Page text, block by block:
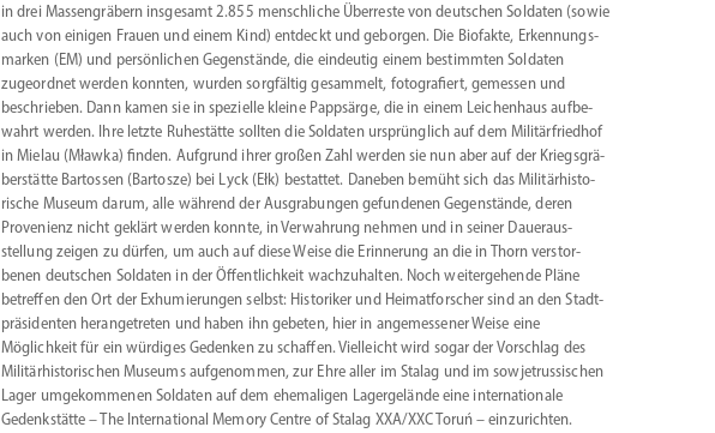
in drei Massen­gräbern insgesamt 2.855 mensch­liche Überreste von deutschen Soldaten (sowie
auch von einigen Frauen und einem Kind) entdeckt und geborgen. Die Biofakte, Erken­nungs­
marken (EM) und persön­lichen Gegen­stände, die eindeutig einem bestimmten Soldaten
zugeordnet werden konnten, wurden sorgfältig gesammelt, fotogra­fiert, gemessen und
beschrieben. Dann kamen sie in spezielle kleine Pappsärge, die in einem Leichenhaus aufbe­
wahrt werden. Ihre letzte Ruhestätte sollten die Soldaten ursprünglich auf dem Militär­friedhof
in Mielau (Mławka) finden. Aufgrund ihrer großen Zahl werden sie nun aber auf der Kriegs­grä­
ber­stätte Bartossen (Bartosze) bei Lyck (Ełk) bestattet. Daneben bemüht sich das Militär­his­to­
rische Museum darum, alle während der Ausgra­bungen gefun­denen Gegen­stände, deren
Prove­nienz nicht geklärt werden konnte, in Verwahrung nehmen und in seiner Dauer­aus­
stellung zeigen zu dürfen, um auch auf diese Weise die Erinnerung an die in Thorn verstor­
benen deutschen Soldaten in der Öffent­lichkeit wachzu­halten. Noch weiter­ge­hende Pläne
betreffen den Ort der Exhumie­rungen selbst: Histo­riker und Heimat­for­scher sind an den Stadt­
prä­si­denten heran­ge­treten und haben ihn gebeten, hier in angemes­sener Weise eine
Möglichkeit für ein würdiges Gedenken zu schaffen. Vielleicht wird sogar der Vorschlag des
Militär­his­to­ri­schen Museums aufge­nommen, zur Ehre aller im Stalag und im sowjet­rus­si­schen
Lager umgekom­menen Soldaten auf dem ehema­ligen Lager­ge­lände eine inter­na­tionale
Gedenk­stätte – The Inter­na­tional ­Memory Centre of Stalag XXA/XXC Toruń – einzurichten.